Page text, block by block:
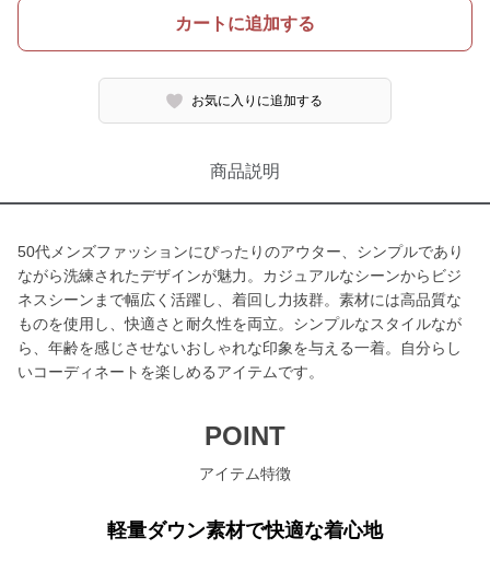
カートに追加する
お気に入りに追加する
商品説明
50代メンズファッションにぴったりのアウター、シンプルであり
ながら洗練されたデザインが魅力。カジュアルなシーンからビジ
ネスシーンまで幅広く活躍し、着回し力抜群。素材には高品質な
ものを使用し、快適さと耐久性を両立。シンプルなスタイルなが
ら、年齢を感じさせないおしゃれな印象を与える一着。自分らし
いコーディネートを楽しめるアイテムです。
POINT
アイテム特徴
軽量ダウン素材で快適な着心地